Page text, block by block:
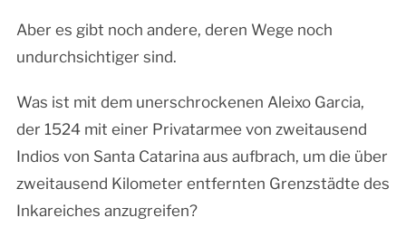
Aber es gibt noch andere, deren Wege noch
undurchsichtiger sind.
Was ist mit dem unerschrockenen Aleixo Garcia,
der 1524 mit einer Privatarmee von zweitausend
Indios von Santa Catarina aus aufbrach, um die über
zweitausend Kilometer entfernten Grenzstädte des
Inkareiches anzugreifen?